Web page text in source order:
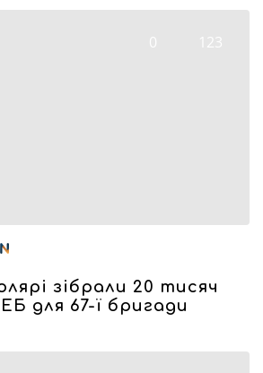
0 123
зібрали 20 тисяч
для 67-ї бригади